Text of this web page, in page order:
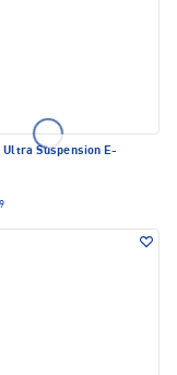
Ultra Suspension E-